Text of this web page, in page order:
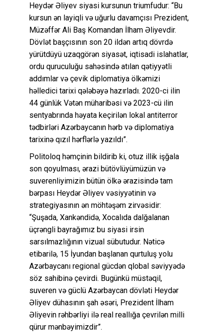
Heydər Əliyev siyasi kursunun triumfudur: “Bu
kursun ən layiqli və uğurlu davamçısı Prezident,
Müzəffər Ali Baş Komandan İlham Əliyevdir.
Dövlət başçısının son 20 ildən artıq dövrdə
yürütdüyü uzaqgörən siyasət, iqtisadi islahatlar,
ordu quruculuğu sahəsində atılan qətiyyətli
addımlar və çevik diplomatiya ölkəmizi
həlledici tarixi qələbəyə hazırladı. 2020-ci ilin
44 günlük Vətən müharibəsi və 2023-cü ilin
sentyabrında həyata keçirilən lokal antiterror
tədbirləri Azərbaycanın hərb və diplomatiya
tarixinə qızıl hərflərlə yazıldı”.
Politoloq həmçinin bildirib ki, otuz illik işğala
son qoyulması, ərazi bütövlüyümüzün və
suverenliyimizin bütün ölkə ərazisində tam
bərpası Heydər Əliyev vəsiyyətinin və
strategiyasının ən möhtəşəm zirvəsidir:
“Şuşada, Xankəndidə, Xocalıda dalğalanan
üçrəngli bayrağımız bu siyasi irsin
sarsılmazlığının vizual sübutudur. Nəticə
etibarilə, 15 İyundan başlanan qurtuluş yolu
Azərbaycanı regional gücdən qlobal səviyyədə
söz sahibinə çevirdi. Bugünkü müstəqil,
suveren və güclü Azərbaycan dövləti Heydər
Əliyev dühasının şah əsəri, Prezident İlham
Əliyevin rəhbərliyi ilə real reallığa çevrilən milli
qürur mənbəyimizdir”.